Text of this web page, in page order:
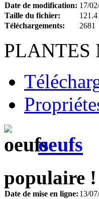
Date de modification: 17/
Taille du fichier:
Téléchargements:
2681
PLANTES
oeufs
populaire !
Date de mise en ligne: 13/